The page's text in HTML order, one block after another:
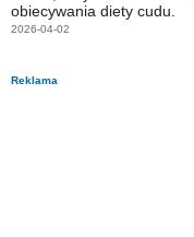
obiecywania diety cudu.
2026-04-02
Reklama